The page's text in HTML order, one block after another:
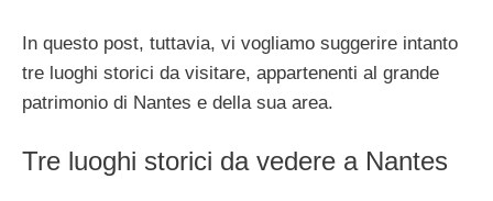
In questo post, tuttavia, vi vogliamo suggerire intanto
tre luoghi storici da visitare, appartenenti al grande
patrimonio di Nantes e della sua area.
Tre luoghi storici da vedere a Nantes